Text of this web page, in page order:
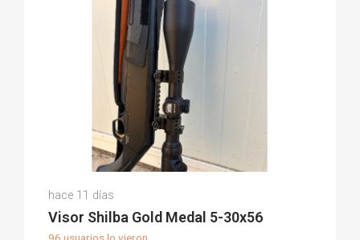
Juan Pablo N.
(0)
hace 11 días
Visor Shilba Gold Medal 5-30x56